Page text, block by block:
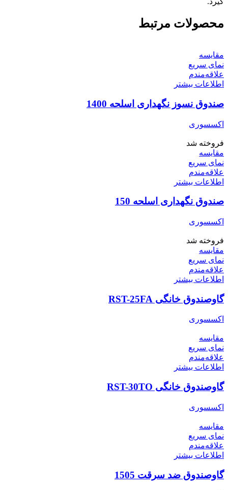
محصولات مرتبط
مقایسه
نمای سریع
علاقه‌مندم
اطلاعات بیشتر
صندوق نسوز نگهداری اسلحه 1400
اکسسوری
فروخته شد
مقایسه
نمای سریع
علاقه‌مندم
اطلاعات بیشتر
صندوق نگهداری اسلحه 150
اکسسوری
فروخته شد
مقایسه
نمای سریع
علاقه‌مندم
اطلاعات بیشتر
گاوصندوق خانگی RST-25FA
اکسسوری
مقایسه
نمای سریع
علاقه‌مندم
اطلاعات بیشتر
گاوصندوق خانگی RST-30TO
اکسسوری
مقایسه
نمای سریع
علاقه‌مندم
اطلاعات بیشتر
گاوصندوق ضد سرقت 1505